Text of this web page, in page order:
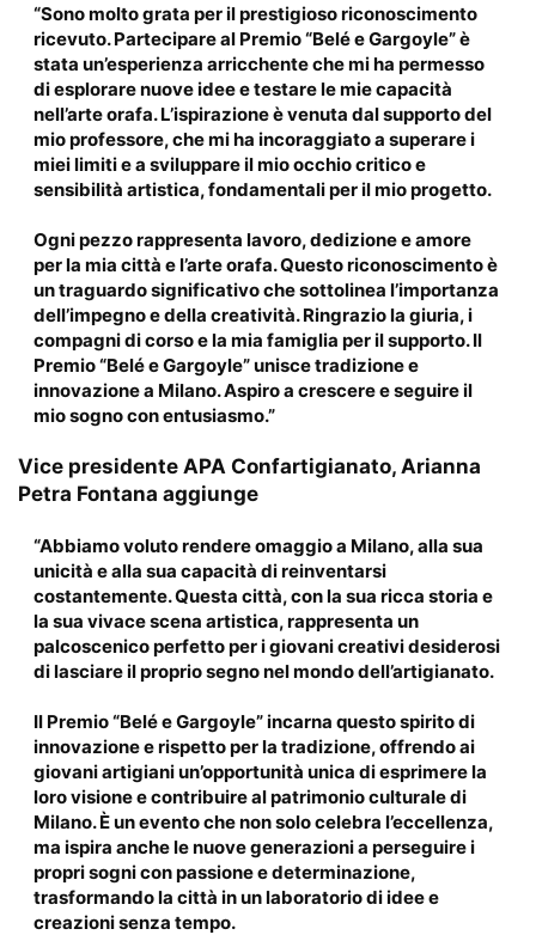
“Sono molto grata per il prestigioso riconoscimento
ricevuto. Partecipare al Premio “Belé e Gargoyle” è
stata un’esperienza arricchente che mi ha permesso
di esplorare nuove idee e testare le mie capacità
nell’arte orafa. L’ispirazione è venuta dal supporto del
mio professore, che mi ha incoraggiato a superare i
miei limiti e a sviluppare il mio occhio critico e
sensibilità artistica, fondamentali per il mio progetto.
Ogni pezzo rappresenta lavoro, dedizione e amore
per la mia città e l’arte orafa. Questo riconoscimento è
un traguardo significativo che sottolinea l’importanza
dell’impegno e della creatività. Ringrazio la giuria, i
compagni di corso e la mia famiglia per il supporto. Il
Premio “Belé e Gargoyle” unisce tradizione e
innovazione a Milano. Aspiro a crescere e seguire il
mio sogno con entusiasmo.”
Vice presidente APA Confartigianato, Arianna
Petra Fontana aggiunge
“Abbiamo voluto rendere omaggio a Milano, alla sua
unicità e alla sua capacità di reinventarsi
costantemente. Questa città, con la sua ricca storia e
la sua vivace scena artistica, rappresenta un
palcoscenico perfetto per i giovani creativi desiderosi
di lasciare il proprio segno nel mondo dell’artigianato.
Il Premio “Belé e Gargoyle” incarna questo spirito di
innovazione e rispetto per la tradizione, offrendo ai
giovani artigiani un’opportunità unica di esprimere la
loro visione e contribuire al patrimonio culturale di
Milano.È un evento che non solo celebra l’eccellenza,
ma ispira anche le nuove generazioni a perseguire i
propri sogni con passione e determinazione,
trasformando la città in un laboratorio di idee e
creazioni senza tempo.